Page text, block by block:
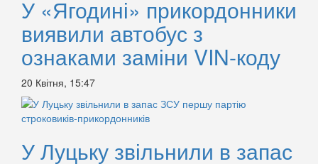
У «Ягодині» прикордонники
виявили автобус з
ознаками заміни VIN-коду
20 Квітня, 15:47
У Луцьку звільнили в запас